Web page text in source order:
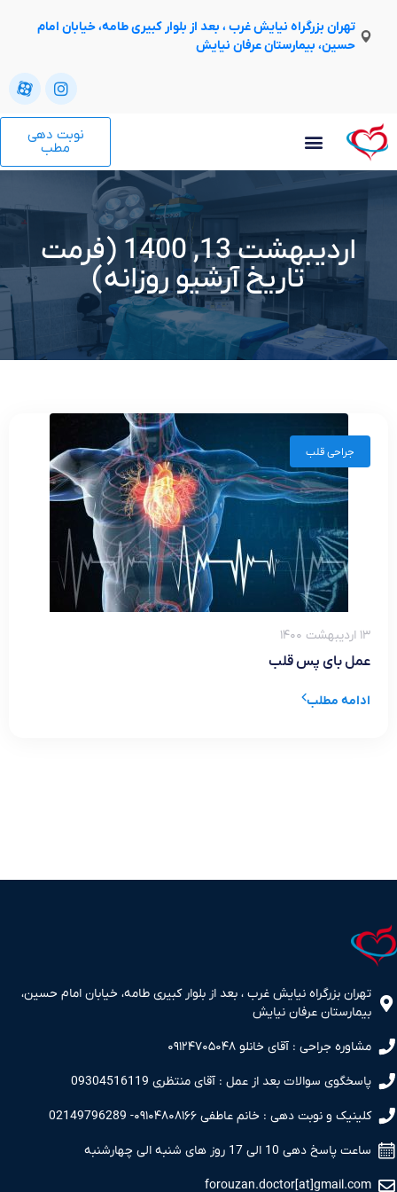
تهران بزرگراه نیایش غرب ، بعد از بلوار کبیری طامه، خیابان امام
حسین، بیمارستان عرفان نیایش
نوبت دهی
مطب
اردیبهشت 13, 1400 (فرمت
تاریخ آرشیو روزانه)
جراحی قلب
۱۳ اردیبهشت ۱۴۰۰
عمل بای پس قلب
ادامه مطلب
تهران بزرگراه نیایش غرب ، بعد از بلوار کبیری طامه، خیابان امام حسین،
بیمارستان عرفان نیایش
مشاوره جراحی : آقای خانلو ۰۹۱۲۴۷۰۵۰۴۸
پاسخگوی سوالات بعد از عمل : آقای منتظری 09304516119
کلینیک و نوبت دهی : خانم عاطفی ۰۹۱۰۴۸۰۸۱۶۶- 02149796289
ساعت پاسخ دهی 10 الی 17 روز های شنبه الی چهارشنبه
forouzan.doctor[at]gmail.com